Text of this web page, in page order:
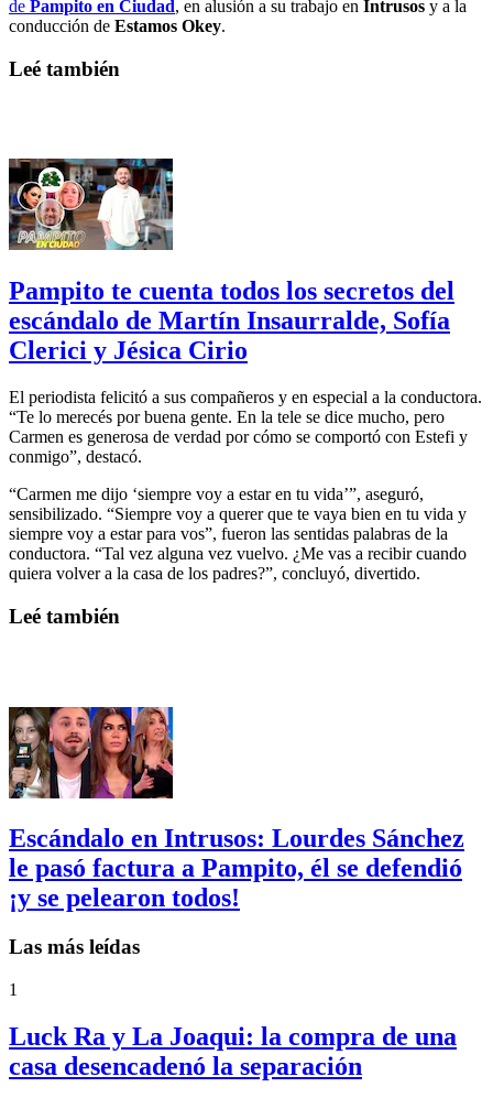
de Pampito en Ciudad , en alusión a su trabajo en Intrusos y a la
conducción de Estamos Okey.
Leé también
Pampito te cuenta todos los secretos del
escándalo de Martín Insaurralde, Sofía
Clerici y Jésica Cirio
El periodista felicitó a sus compañeros y en especial a la conductora.
“Te lo merecés por buena gente. En la tele se dice mucho, pero
Carmen es generosa de verdad por cómo se comportó con Estefi y
conmigo”, destacó.
“Carmen me dijo ‘siempre voy a estar en tu vida’”, aseguró,
sensibilizado. “Siempre voy a querer que te vaya bien en tu vida y
siempre voy a estar para vos”, fueron las sentidas palabras de la
conductora. “Tal vez alguna vez vuelvo. ¿Me vas a recibir cuando
quiera volver a la casa de los padres?”, concluyó, divertido.
Leé también
Escándalo en Intrusos: Lourdes Sánchez
le pasó factura a Pampito, él se defendió
¡y se pelearon todos!
Las más leídas
1
Luck Ra y La Joaqui: la compra de una
casa desencadenó la separación